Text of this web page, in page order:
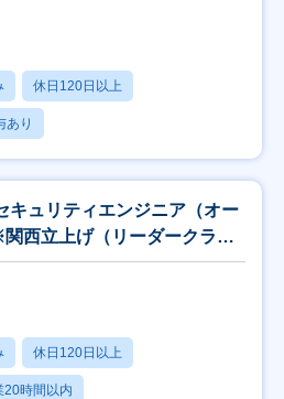
休日120日以上
あり
キュリティエンジニア（オー
西立上げ（リーダークラス
休日120日以上
20時間以内